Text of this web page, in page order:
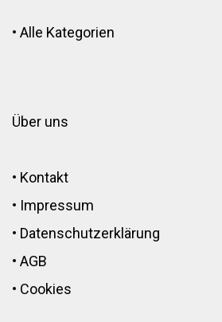
• Alle Kategorien
Über uns
• Kontakt
• Impressum
• Datenschutzerklärung
• AGB
• Cookies